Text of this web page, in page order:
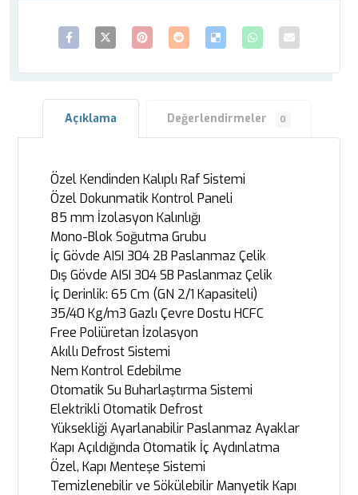
Açıklama Değerlendirmeler 0
Özel Kendinden Kalıplı Raf Sistemi
Özel Dokunmatik Kontrol Paneli
85 mm İzolasyon Kalınlığı
Mono-Blok Soğutma Grubu
İç Gövde AISI 304 2B Paslanmaz Çelik
Dış Gövde AISI 304 SB Paslanmaz Çelik
İç Derinlik: 65 Cm (GN 2/1 Kapasiteli)
35/40 Kg/m3 Gazlı Çevre Dostu HCFC
Free Poliüretan İzolasyon
Akıllı Defrost Sistemi
Nem Kontrol Edebilme
Otomatik Su Buharlaştırma Sistemi
Elektrikli Otomatik Defrost
Yüksekliği Ayarlanabilir Paslanmaz Ayaklar
Kapı Açıldığında Otomatik İç Aydınlatma
Özel, Kapı Menteşe Sistemi
Temizlenebilir ve Sökülebilir Manyetik Kapı